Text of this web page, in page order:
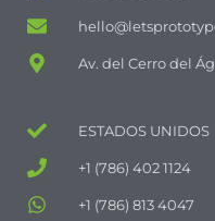
Av. del Cerro del
ESTADOS UNIDOS
+1 (786) 402 1124
+1 (786) 813 4047